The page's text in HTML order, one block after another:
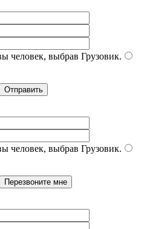
человек, выбрав Грузовик.
человек, выбрав Грузовик.